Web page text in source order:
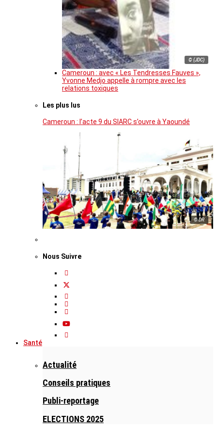
© (JDC)
Cameroun : avec « Les Tendresses Fauves »,
Yvonne Medjo appelle à rompre avec les
relations toxiques
Les plus lus
Cameroun : l’acte 9 du SIARC s’ouvre à Yaoundé
© DR
Nous Suivre
Santé
Actualité
Conseils pratiques
Publi-reportage
ELECTIONS 2025